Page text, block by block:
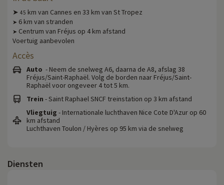
➤ 45 km van Cannes en 33 km van St Tropez
➤ 6 km van stranden
➤ Centrum van Fréjus op 4 km afstand
Voertuig aanbevolen
Accès
Auto - Neem de snelweg A6, daarna de A8, afslag 38
Fréjus/Saint-Raphaël. Volg de borden naar Fréjus/Saint-
Raphaël voor ongeveer 4 tot 5 km.
Trein - Saint Raphael SNCF treinstation op 3 km afstand
Vliegtuig - Internationale luchthaven Nice Cote D'Azur op 60
km afstand
Luchthaven Toulon / Hyères op 95 km via de snelweg
Diensten